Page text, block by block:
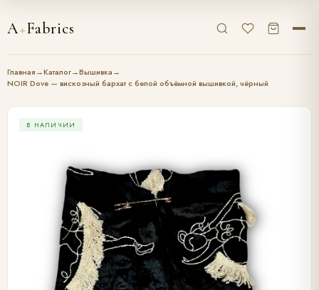
A+Fabrics
Главная→Каталог→Вышивка→
NOIR Dove — вискозный бархат с белой объёмной вышивкой, чёрный
В НАЛИЧИИ